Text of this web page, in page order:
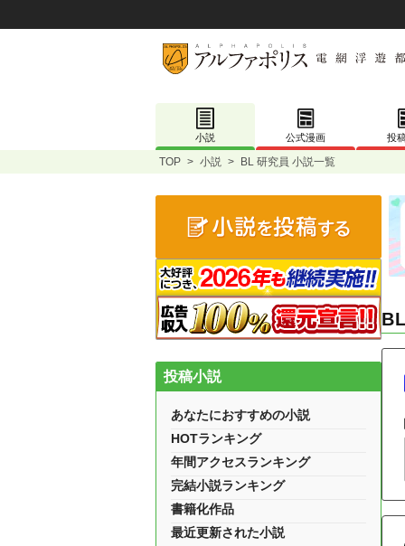
小説 公式漫画 投
TOP > 小説 > BL 研究員 小説一覧
投稿小説
あなたにおすすめの小説
HOTランキング
年間アクセスランキング
完結小説ランキング
書籍化作品
最近更新された小説